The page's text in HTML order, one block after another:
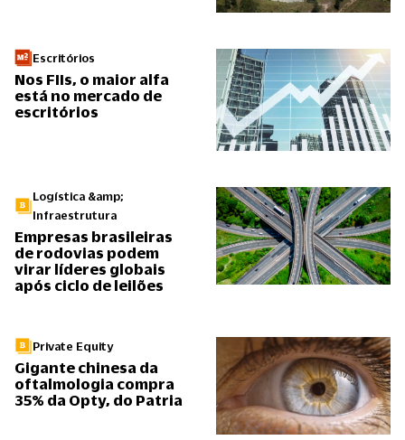
Escritórios
Nos FIIs, o maior alfa
está no mercado de
escritórios
Logística &amp;
Infraestrutura
Empresas brasileiras
de rodovias podem
virar líderes globais
após ciclo de leilões
Private Equity
Gigante chinesa da
oftalmologia compra
35% da Opty, do Patria